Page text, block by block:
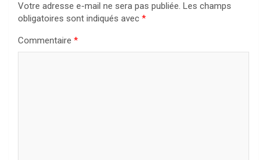
Votre adresse e-mail ne sera pas publiée. Les champs
obligatoires sont indiqués avec *
Commentaire *